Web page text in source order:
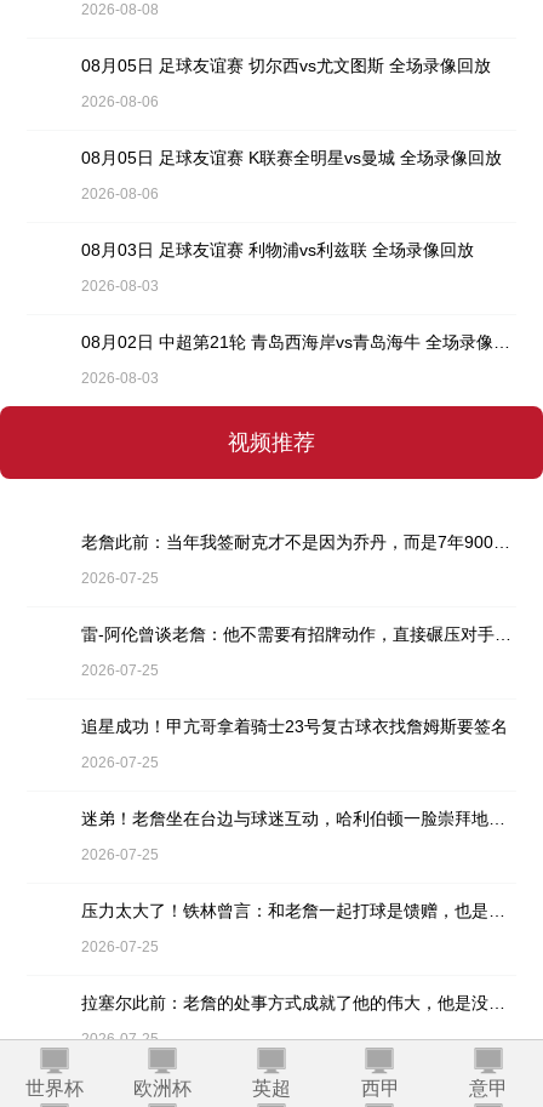
2026-08-08
08月05日 足球友谊赛 切尔西vs尤文图斯 全场录像回放
2026-08-06
08月05日 足球友谊赛 K联赛全明星vs曼城 全场录像回放
2026-08-06
08月03日 足球友谊赛 利物浦vs利兹联 全场录像回放
2026-08-03
2026-08-03
视频推荐
2026-07-25
2026-07-25
追星成功！甲亢哥拿着骑士23号复古球衣找詹姆斯要签名
2026-07-25
2026-07-25
2026-07-25
2026-07-25
皮蓬此前：乔丹的竞争心态无与伦比，詹姆斯和他没有可比性
世界杯 欧洲杯 英超 西甲 意甲